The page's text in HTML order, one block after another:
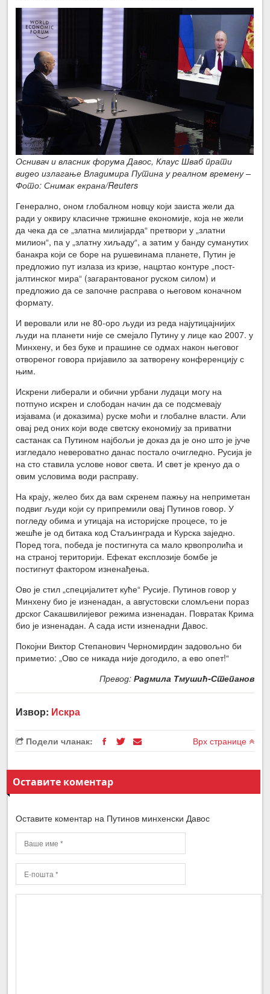
Оснивач и власник форума Давос, Клаус Шваб прати
видео излагање Владимира Путина у реалном времену –
Фото: Снимак екрана/Reuters
Генерално, оном глобалном новцу који заиста жели да
ради у оквиру класичне тржишне економије, која не жели
да чека да се „златна милијарда“ претвори у „златни
милион“, па у „златну хиљаду“, а затим у банду суманутих
банакра који се боре на рушевинама планете, Путин је
предложио пут излаза из кризе, нацртао контуре „пост-
јалтинског мира“ (загарантованог руском силом) и
предложио да се започне расправа о његовом коначном
формату.
И веровали или не 80-оро људи из реда најутицајнијих
људи на планети није се смејало Путину у лице као 2007. у
Минхену, и без буке и прашине се одмах након његовог
отвореног говора пријавило за затворену конференцију с
њим.
Искрени либерали и обични урбани лудаци могу на
потпуно искрен и слободан начин да се подсмевају
изјавама (и доказима) руске моћи и глобалне власти. Али
овај ред оних који воде светску економију за приватни
састанак са Путином најбољи је доказ да је оно што је јуче
изгледало невероватно данас постало очигледно. Русија је
на сто ставила услове новог света. И свет је кренуо да о
овим условима води расправу.
На крају, желео бих да вам скренем пажњу на неприметан
подвиг људи који су припремили овај Путинов говор. У
погледу обима и утицаја на историјске процесе, то је
жешће је од битака код Стаљинграда и Курска заједно.
Поред тога, победа је постигнута са мало крвопролића и
на страној територији. Ефекат експлозије бомбе је
постигнут фактором изненађења.
Ово је стил „специјалитет куће“ Русије. Путинов говор у
Минхену био је изненадан, а августовски сломљени пораз
дрског Сакашвилијевог режима изненадан. Повратак Крима
био је изненадан. А сада исти изненадни Давос.
Покојни Виктор Степанович Черномирдин задовољно би
приметио: „Ово се никада није догодило, а ево опет!“
Превод: Радмила Тмушић-Степанов
Извор: Искра
Подели чланак: Врх странице
Оставите коментар
Оставите коментар на Путинов минхенски Давос